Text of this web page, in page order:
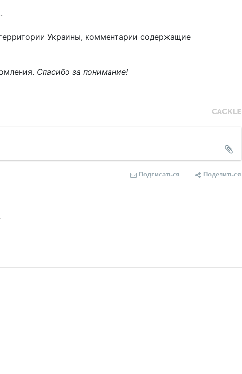
Украины, комментарии содержащие
Спасибо за понимание!
Подписаться Поделиться